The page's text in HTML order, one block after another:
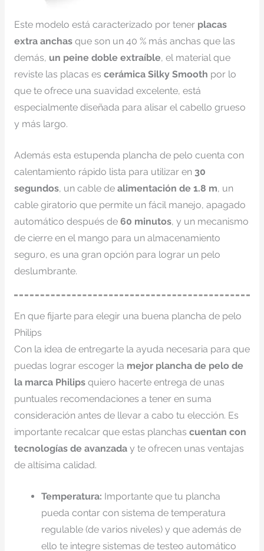
Este modelo está caracterizado por tener placas
extra anchasque son un 40 % más anchas que las
demás, un peine doble extraíble, el material que
reviste las placas es cerámica Silky Smooth por lo
que te ofrece una suavidad excelente, está
especialmente diseñada para alisar el cabello grueso
y más largo.
Además esta estupenda plancha de pelo cuenta con
calentamiento rápido lista para utilizar en 30
segundos, un cable de alimentación de 1.8 m, un
cable giratorio que permite un fácil manejo, apagado
automático después de 60 minutos, y un mecanismo
de cierre en el mango para un almacenamiento
seguro, es una gran opción para lograr un pelo
deslumbrante.
En que fijarte para elegir una buena plancha de pelo
Philips
Con la idea de entregarte la ayuda necesaria para que
puedas lograr escoger la mejor plancha de pelo de
la marca Philipsquiero hacerte entrega de unas
puntuales recomendaciones a tener en suma
consideración antes de llevar a cabo tu elección. Es
importante recalcar que estas planchas cuentan con
tecnologías de avanzaday te ofrecen unas ventajas
de altísima calidad.
Temperatura: Importante que tu plancha
pueda contar con sistema de temperatura
regulable (de varios niveles) y que además de
ello te integre sistemas de testeo automático